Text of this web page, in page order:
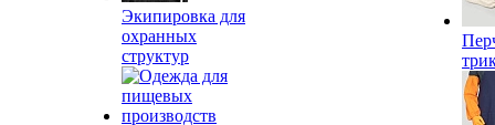
Экипировка для
охранных
структур